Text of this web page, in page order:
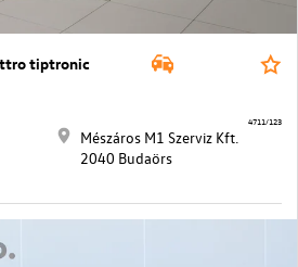
tiptronic
Mészáros M1 Szerviz Kft.
2040 Budaörs
4711/123